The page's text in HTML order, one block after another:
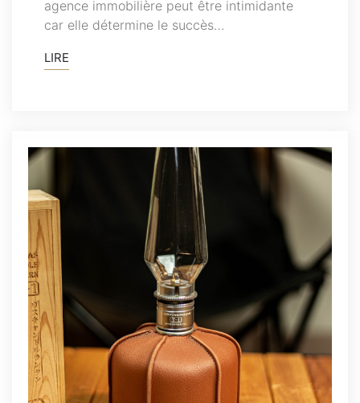
agence immobilière peut être intimidante
car elle détermine le succès…
LIRE